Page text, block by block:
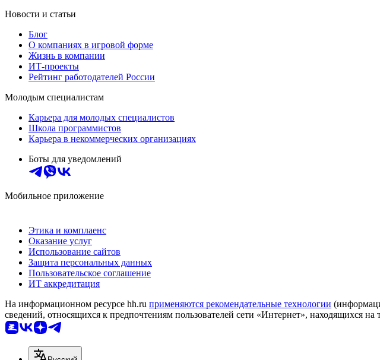
Новости и статьи
Блог
О компаниях в игровой форме
Жизнь в компании
ИТ-проекты
Рейтинг работодателей России
Молодым специалистам
Карьера для молодых специалистов
Школа программистов
Карьера в некоммерческих организациях
Боты для уведомлений
Мобильное приложение
Этика и комплаенс
Оказание услуг
Использование сайтов
Защита персональных данных
Пользовательское соглашение
ИТ аккредитация
На информационном ресурсе hh.ru применяются рекомендательные технологии
сведений, относящихся к предпочтениям пользователей сети «Интернет», находящихся